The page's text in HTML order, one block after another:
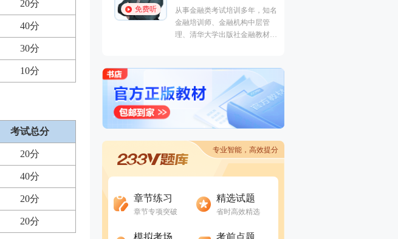
20分
40分
30分
10分
考试总分
20分
40分
20分
20分
免费听
从事金融类考试培训多年，知名
金融培训师、金融机构中层管
理、清华大学出版社金融教材副
的“一哥”。
专业智能，高效提分
章节练习
章节专项突破
精选试题
省时高效精选
模拟考场 考前点题